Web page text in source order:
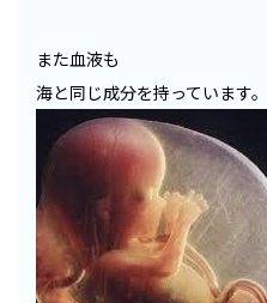
また血液も
海と同じ成分を持っています。